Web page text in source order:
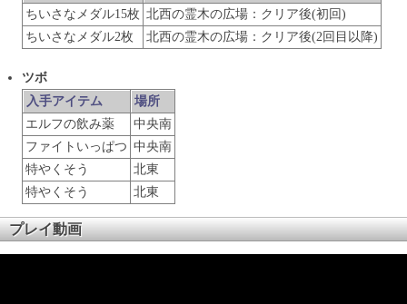
ちいさなメダル15枚 北西の霊木の広場：クリア後(初回)
ちいさなメダル2枚
北西の霊木の広場：クリア後(2回目以降)
ツボ
入手アイテム
場所
エルフの飲み薬
中央南
ファイトいっぱつ 中央南
特やくそう
北東
特やくそう
北東
プレイ動画